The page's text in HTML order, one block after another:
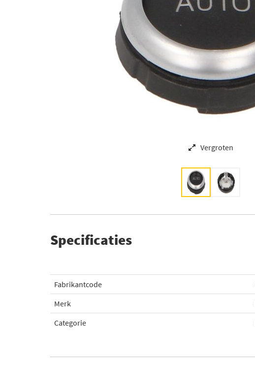
Vergroten
Specificaties
Fabrikantcode
Merk
Categorie